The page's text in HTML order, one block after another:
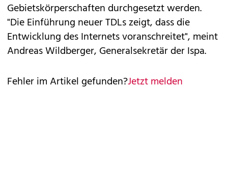
Gebietskörperschaften durchgesetzt werden.
"Die Einführung neuer TDLs zeigt, dass die
Entwicklung des Internets voranschreitet", meint
Andreas Wildberger, Generalsekretär der Ispa.
Fehler im Artikel gefunden?Jetzt melden